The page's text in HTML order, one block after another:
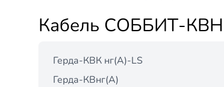
Кабель СОББИТ-
Герда-КВК нг(А)-LS
Герда-КВнг(А)